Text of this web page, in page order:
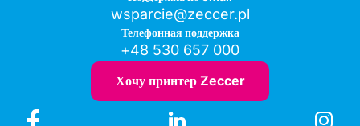
wsparcie@zeccer.pl
Телефонная поддержка
+48 530 657 000
Хочу принтер Zeccer